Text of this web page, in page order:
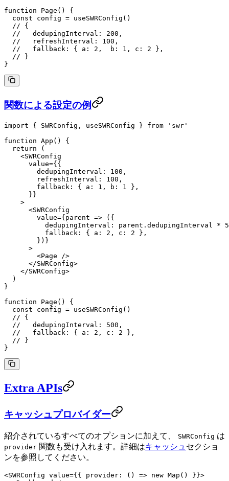
function Page () {
  const
config = useSWRConfig ()
  // {
  //   dedupingInterval: 200,
  //   refreshInterval: 100,
  //   fallback: { a: 2,  b: 1, c: 2 },
  // }
}
関数による設定の例
import { SWRConfig, useSWRConfig } from 'swr'
function App () {
  return
(
    <
SWRConfig
      value
={{
        dedupingInterval:
100 ,
        refreshInterval:
100 ,
        fallback: { a:
1 , b: 1
},
      }}
    >
      <
SWRConfig
        value
={parent => ({
          dedupingInterval: parent.dedupingInterval
* 5
          fallback: { a:
2 , c: 2 },
        })}
      >
        <
Page />
      </
SWRConfig>
    </
SWRConfig>
  )
}
function Page () {
  const
config = useSWRConfig ()
  // {
  //   dedupingInterval: 500,
  //   fallback: { a: 2, c: 2 },
  // }
}
Extra APIs
キャッシュプロバイダー
紹介されているすべてのオプションに加えて、 SWRConfig は
provider 関数も受け入れます。詳細はキャッシュ セクショ
ンを参照してください。
<SWRConfig value={{ provider : () => new Map () }}>